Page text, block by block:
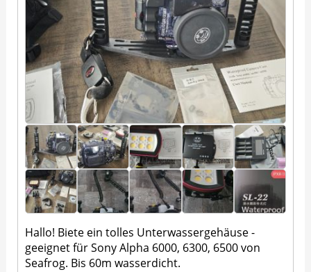
Hallo! Biete ein tolles Unterwassergehäuse -
geeignet für Sony Alpha 6000, 6300, 6500 von
Seafrog. Bis 60m wasserdicht.